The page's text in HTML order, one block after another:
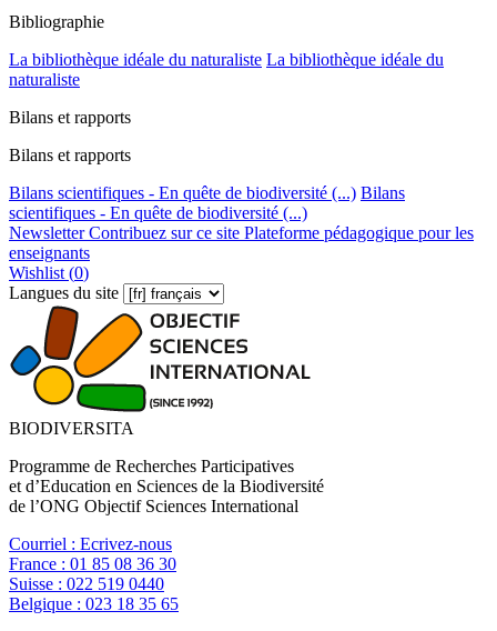
Bibliographie
La bibliothèque idéale du naturaliste La bibliothèque idéale du
naturaliste
Bilans et rapports
Bilans et rapports
Bilans scientifiques - En quête de biodiversité (...) Bilans
scientifiques - En quête de biodiversité (...)
NewsletterContribuez sur ce site Plateforme pédagogique pour les
enseignants
Wishlist (0)
Langues du site
BIODIVERSITA
Programme de Recherches Participatives
et d’Education en Sciences de la Biodiversité
de l’ONG Objectif Sciences International
Courriel : Ecrivez-nous
France : 01 85 08 36 30
Suisse : 022 519 0440
Belgique : 023 18 35 65